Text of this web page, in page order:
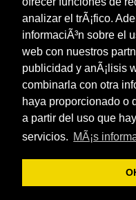
analizar el trÃ¡fico.
informaciÃ³n sobre el
web con nuestros
publicidad y anÃ¡lisis
combinarla con otra
haya proporcionado o
a partir del uso que
servicios. MÃ¡s
Añade Una Frase